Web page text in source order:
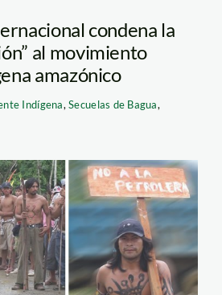
condena la
al movimiento
amazónico
Indígena,Secuelas de Bagua,